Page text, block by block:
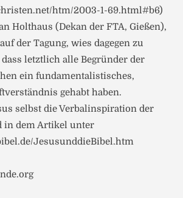
htm/2003-1-69.html#b6)
Holthaus (Dekan der FTA, Gießen),
der Tagung, wies dagegen zu
letztlich alle Begründer der
ein fundamentalistisches,
gehabt haben.
selbst die Verbalinspiration der
in dem Artikel unter
JesusunddieBibel.htm